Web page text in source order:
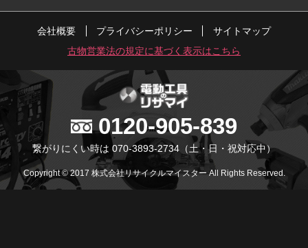
会社概要 プライバシーポリシー
サイトマップ
古物営業法の規定に基づく表示はこちら
0120-905-839
繋がりにくい時は 070-3893-2734 （土・日・祝対応中）
Copyright © 2017 株式会社リサイクルマイスター All Rights Reserved.